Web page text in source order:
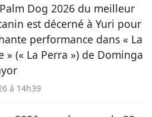
Dog 2026 du meilleur
est décerné à Yuri pour
performance dans « La
» (« La Perra ») de Dominga
à 14h39